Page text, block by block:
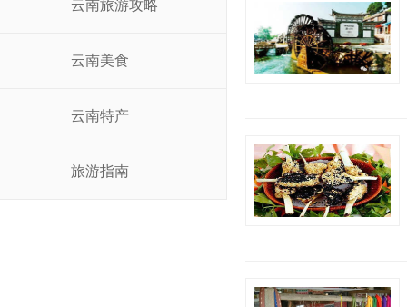
云南旅游攻略
云南美食
云南特产
旅游指南